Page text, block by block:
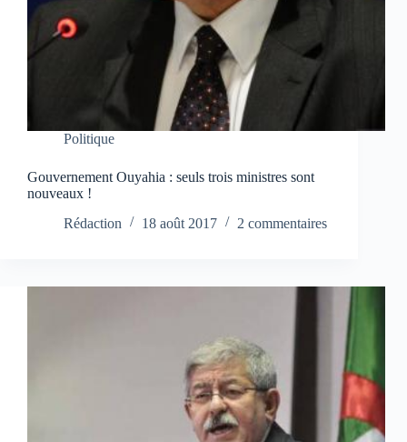
Politique
Gouvernement Ouyahia : seuls trois ministres sont
nouveaux !
Rédaction
18 août 2017 2 commentaires